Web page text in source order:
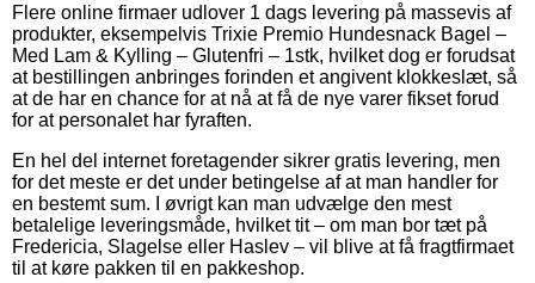
Flere online firmaer udlover 1 dags levering på massevis af
produkter, eksempelvis Trixie Premio Hundesnack Bagel –
Med Lam & Kylling – Glutenfri – 1stk, hvilket dog er forudsat
at bestillingen anbringes forinden et angivent klokkeslæt, så
at de har en chance for at nå at få de nye varer fikset forud
for at personalet har fyraften.
En hel del internet foretagender sikrer gratis levering, men
for det meste er det under betingelse af at man handler for
en bestemt sum. I øvrigt kan man udvælge den mest
betalelige leveringsmåde, hvilket tit – om man bor tæt på
Fredericia, Slagelse eller Haslev – vil blive at få fragtfirmaet
til at køre pakken til en pakkeshop.